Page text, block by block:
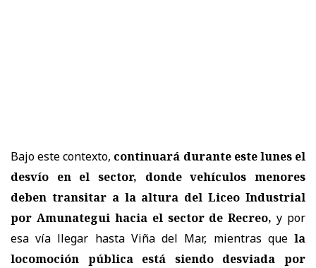
Bajo este contexto, continuará durante este lunes el
desvío en el sector, donde vehículos menores
deben transitar a la altura del Liceo Industrial
por Amunategui hacia el sector de Recreo,y por
esa vía llegar hasta Viña del Mar, mientras quela
locomoción pública está siendo desviada por